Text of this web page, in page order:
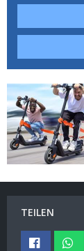
TEILEN